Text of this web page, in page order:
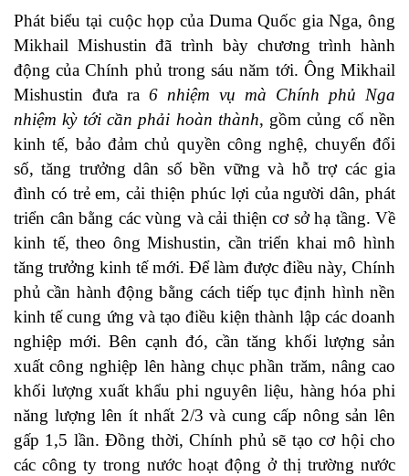
Phát biểu tại cuộc họp của Duma Quốc gia Nga, ông
Mikhail Mishustin đã trình bày chương trình hành
động của Chính phủ trong sáu năm tới. Ông Mikhail
Mishustin đưa ra 6 nhiệm vụ mà Chính phủ Nga
nhiệm kỳ tới cần phải hoàn thành, gồm củng cố nền
kinh tế, bảo đảm chủ quyền công nghệ, chuyển đổi
số, tăng trưởng dân số bền vững và hỗ trợ các gia
đình có trẻ em, cải thiện phúc lợi của người dân, phát
triển cân bằng các vùng và cải thiện cơ sở hạ tầng. Về
kinh tế, theo ông Mishustin, cần triển khai mô hình
tăng trưởng kinh tế mới. Để làm được điều này, Chính
phủ cần hành động bằng cách tiếp tục định hình nền
kinh tế cung ứng và tạo điều kiện thành lập các doanh
nghiệp mới. Bên cạnh đó, cần tăng khối lượng sản
xuất công nghiệp lên hàng chục phần trăm, nâng cao
khối lượng xuất khẩu phi nguyên liệu, hàng hóa phi
năng lượng lên ít nhất 2/3 và cung cấp nông sản lên
gấp 1,5 lần. Đồng thời, Chính phủ sẽ tạo cơ hội cho
các công ty trong nước hoạt động ở thị trường nước